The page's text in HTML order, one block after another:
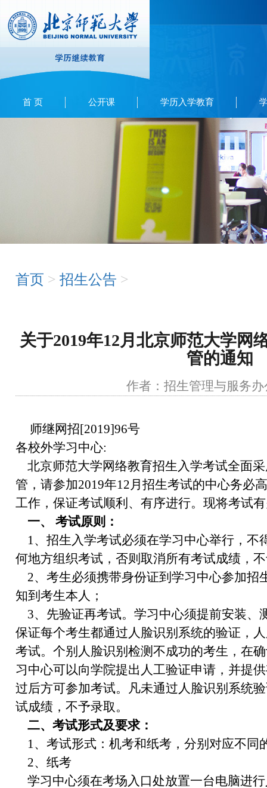
首 页 公开课 学历入学教育
首页 > 招生公告 >
关于2019年12月北京师范大学网
管的通知
作者：招生管理与服
师继网招[2019]96号
各校外学习中心:
北京师范大学网络教育招生入学考试全面
管，请参加2019年12月招生考试的中心务必
工作，保证考试顺利、有序进行。现将考试
一、 考试原则：
1、招生入学考试必须在学习中心举行，不
何地方组织考试，否则取消所有考试成绩，
2、考生必须携带身份证到学习中心参加招
知到考生本人；
3、先验证再考试。学习中心须提前安装、
保证每个考生都通过人脸识别系统的验证，
考试。个别人脸识别检测不成功的考生，在
习中心可以向学院提出人工验证申请，并提
过后方可参加考试。凡未通过人脸识别系统
试成绩，不予录取。
二、考试形式及要求：
1、考试形式：机考和纸考，分别对应不同
2、纸考
学习中心须在考场入口处放置一台电脑进